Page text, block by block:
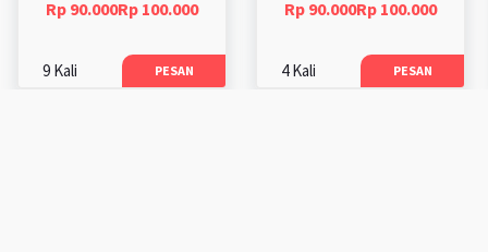
Rp 90.000Rp 100.000
9 Kali PESAN
Rp 90.000Rp 100.000
4 Kali PESAN